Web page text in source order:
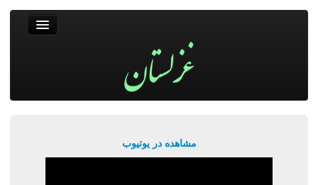
مشاهده در یوتیوب